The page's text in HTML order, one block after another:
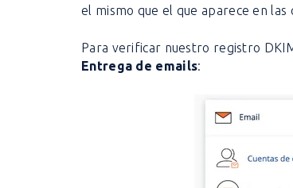
el mismo que el que aparece en las
Para verificar nuestro registro
Entrega de emails: